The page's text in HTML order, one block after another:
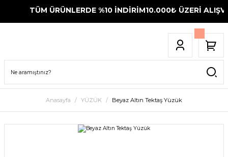
TÜM ÜRÜNLERDE %10 İNDİRİM10.000₺ ÜZERİ
Anasayfa YÜZÜK Beyaz Altın Tektaş Yüzük